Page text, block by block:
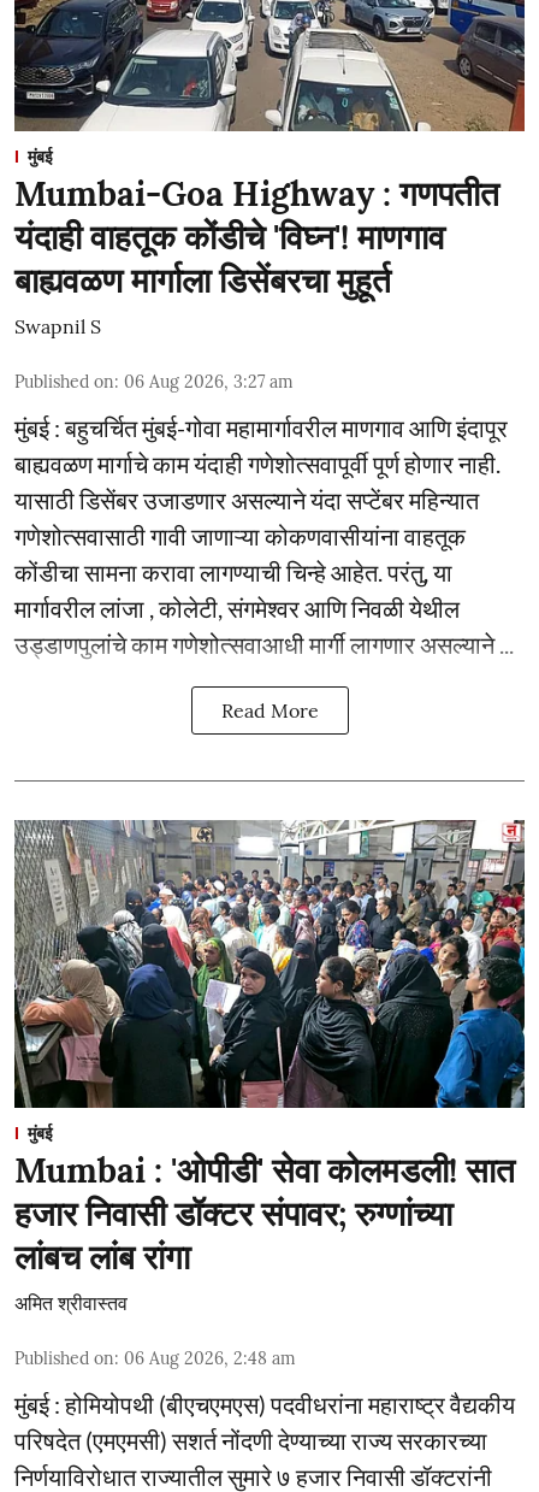
मुंबई
Mumbai-Goa Highway : गणपतीत
यंदाही वाहतूक कोंडीचे 'विघ्न'! माणगाव
बाह्यवळण मार्गाला डिसेंबरचा मुहूर्त
Swapnil S
Published on: 06 Aug 2026, 3:27 am
मुंबई : बहुचर्चित मुंबई-गोवा महामार्गावरील माणगाव आणि इंदापूर
बाह्यवळण मार्गाचे काम यंदाही गणेशोत्सवापूर्वी पूर्ण होणार नाही.
यासाठी डिसेंबर उजाडणार असल्याने यंदा सप्टेंबर महिन्यात
गणेशोत्सवासाठी गावी जाणाऱ्या कोकणवासीयांना वाहतूक
कोंडीचा सामना करावा लागण्याची चिन्हे आहेत. परंतु, या
मार्गावरील लांजा , कोलेटी, संगमेश्वर आणि निवळी येथील
उड्डाणपुलांचे काम गणेशोत्सवाआधी मार्गी लागणार असल्याने ...
Read More
मुंबई
Mumbai : 'ओपीडी' सेवा कोलमडली! सात
हजार निवासी डॉक्टर संपावर; रुग्णांच्या
लांबच लांब रांगा
अमित श्रीवास्तव
Published on: 06 Aug 2026, 2:48 am
मुंबई : होमियोपथी (बीएचएमएस) पदवीधरांना महाराष्ट्र वैद्यकीय
परिषदेत (एमएमसी) सशर्त नोंदणी देण्याच्या राज्य सरकारच्या
निर्णयाविरोधात राज्यातील सुमारे ७ हजार निवासी डॉक्टरांनी